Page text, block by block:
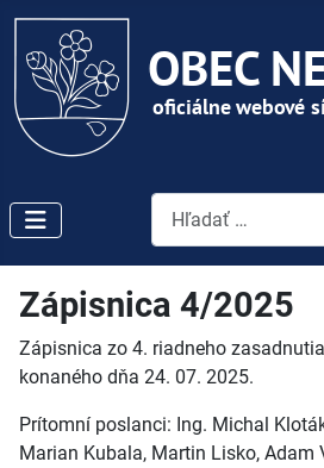
Vyhľadávanie
Zápisnica 4/2025
Zápisnica zo 4. riadneho
konaného dňa 24. 07. 2025.
Prítomní poslanci: Ing. Michal
Marian Kubala, Martin Lisko, Adam